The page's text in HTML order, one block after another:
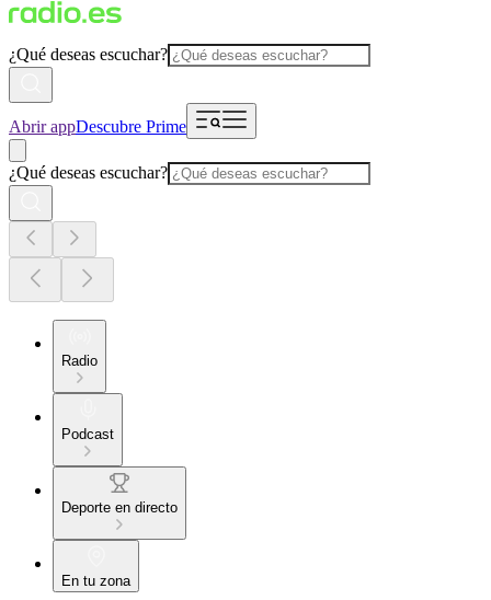
¿Qué deseas escuchar?
Abrir appDescubre Prime
¿Qué deseas escuchar?
Radio
Podcast
Deporte en directo
En tu zona